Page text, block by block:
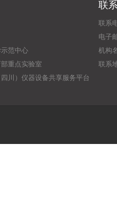
范中心
重点实验室
川）仪器设备共享服务平台
联
联系
电子
机构
联系